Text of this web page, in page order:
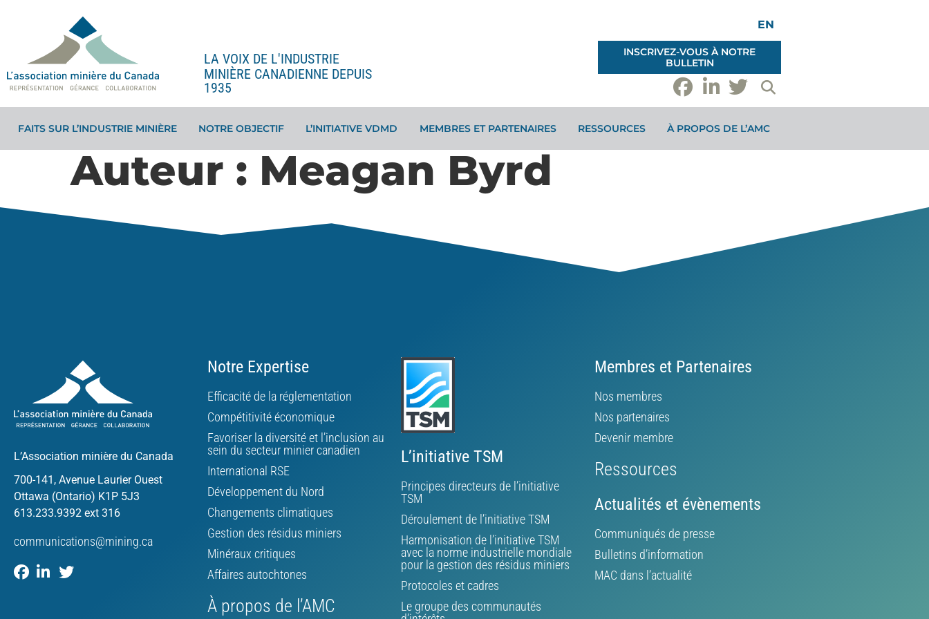
LA VOIX DE L'INDUSTRIE
MINIÈRE CANADIENNE DEPUIS
1935
EN
INSCRIVEZ-VOUS À NOTRE
BULLETIN
FAITS SUR L’INDUSTRIE MINIÈRE NOTRE OBJECTIF L’INITIATIVE VDMD MEMBRES ET PARTENAIRES RESSOURCES À PROPOS DE L’AMC
Auteur : Meagan Byrd
L’Association minière du Canada
700-141, Avenue Laurier Ouest
Ottawa (Ontario) K1P 5J3
613.233.9392 ext 316
communications@mining.ca
Notre Expertise
Efficacité de la réglementation
Compétitivité économique
Favoriser la diversité et l’inclusion au
sein du secteur minier canadien
International RSE
Développement du Nord
Changements climatiques
Gestion des résidus miniers
Minéraux critiques
Affaires autochtones
À propos de l’AMC
L’initiative TSM
Principes directeurs de l’initiative
TSM
Déroulement de l’initiative TSM
Harmonisation de l’initiative TSM
avec la norme industrielle mondiale
pour la gestion des résidus miniers
Protocoles et cadres
Le groupe des communautés
Membres et Partenaires
Nos membres
Nos partenaires
Devenir membre
Ressources
Actualités et évènements
Communiqués de presse
Bulletins d’information
MAC dans l’actualité